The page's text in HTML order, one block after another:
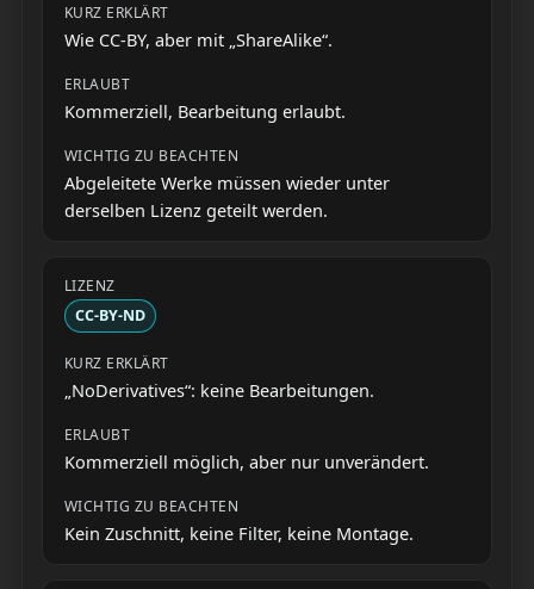
Wie CC-BY, aber mit „ShareAlike“.
Kommerziell, Bearbeitung erlaubt.
Abgeleitete Werke müssen wieder unter
derselben Lizenz geteilt werden.
CC-BY-ND
„NoDerivatives“: keine Bearbeitungen.
Kommerziell möglich, aber nur unverändert.
Kein Zuschnitt, keine Filter, keine Montage.